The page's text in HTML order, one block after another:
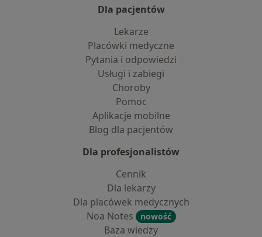
Dla pacjentów
Lekarze
Placówki medyczne
Pytania i odpowiedzi
Usługi i zabiegi
Choroby
Pomoc
Aplikacje mobilne
Blog dla pacjentów
Dla profesjonalistów
Cennik
Dla lekarzy
Dla placówek medycznych
Noa Notes
nowość
Baza wiedzy